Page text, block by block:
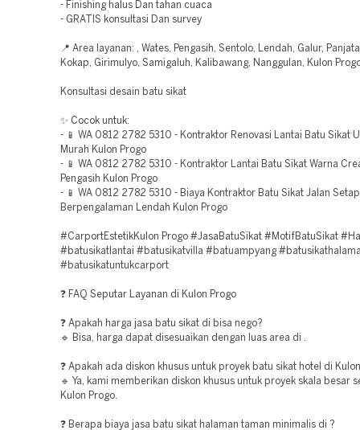
- Finishing halus Dan tahan cuaca
- GRATIS konsultasi Dan survey
📍 Area layanan: , Wates, Pengasih, Sentolo, Lendah, Galur,
Kokap, Girimulyo, Samigaluh, Kalibawang, Nanggulan, Kulon
Konsultasi desain batu sikat
✨ Cocok untuk:
- 📱 WA 0812 2782 5310 - Kontraktor Renovasi Lantai Batu Sikat
Murah Kulon Progo
- 📱 WA 0812 2782 5310 - Kontraktor Lantai Batu Sikat Warna
Pengasih Kulon Progo
- 📱 WA 0812 2782 5310 - Biaya Kontraktor Batu Sikat Jalan
Berpengalaman Lendah Kulon Progo
#CarportEstetikKulon Progo #JasaBatuSikat #MotifBatuSikat
#batusikatlantai #batusikatvilla #batuampyang
#batusikatuntukcarport
❓ FAQ Seputar Layanan di Kulon Progo
❓ Apakah harga jasa batu sikat di bisa nego?
🔹 Bisa, harga dapat disesuaikan dengan luas area di .
❓ Apakah ada diskon khusus untuk proyek batu sikat hotel di
🔹 Ya, kami memberikan diskon khusus untuk proyek skala besar
Kulon Progo.
❓ Berapa biaya jasa batu sikat halaman taman minimalis di ?